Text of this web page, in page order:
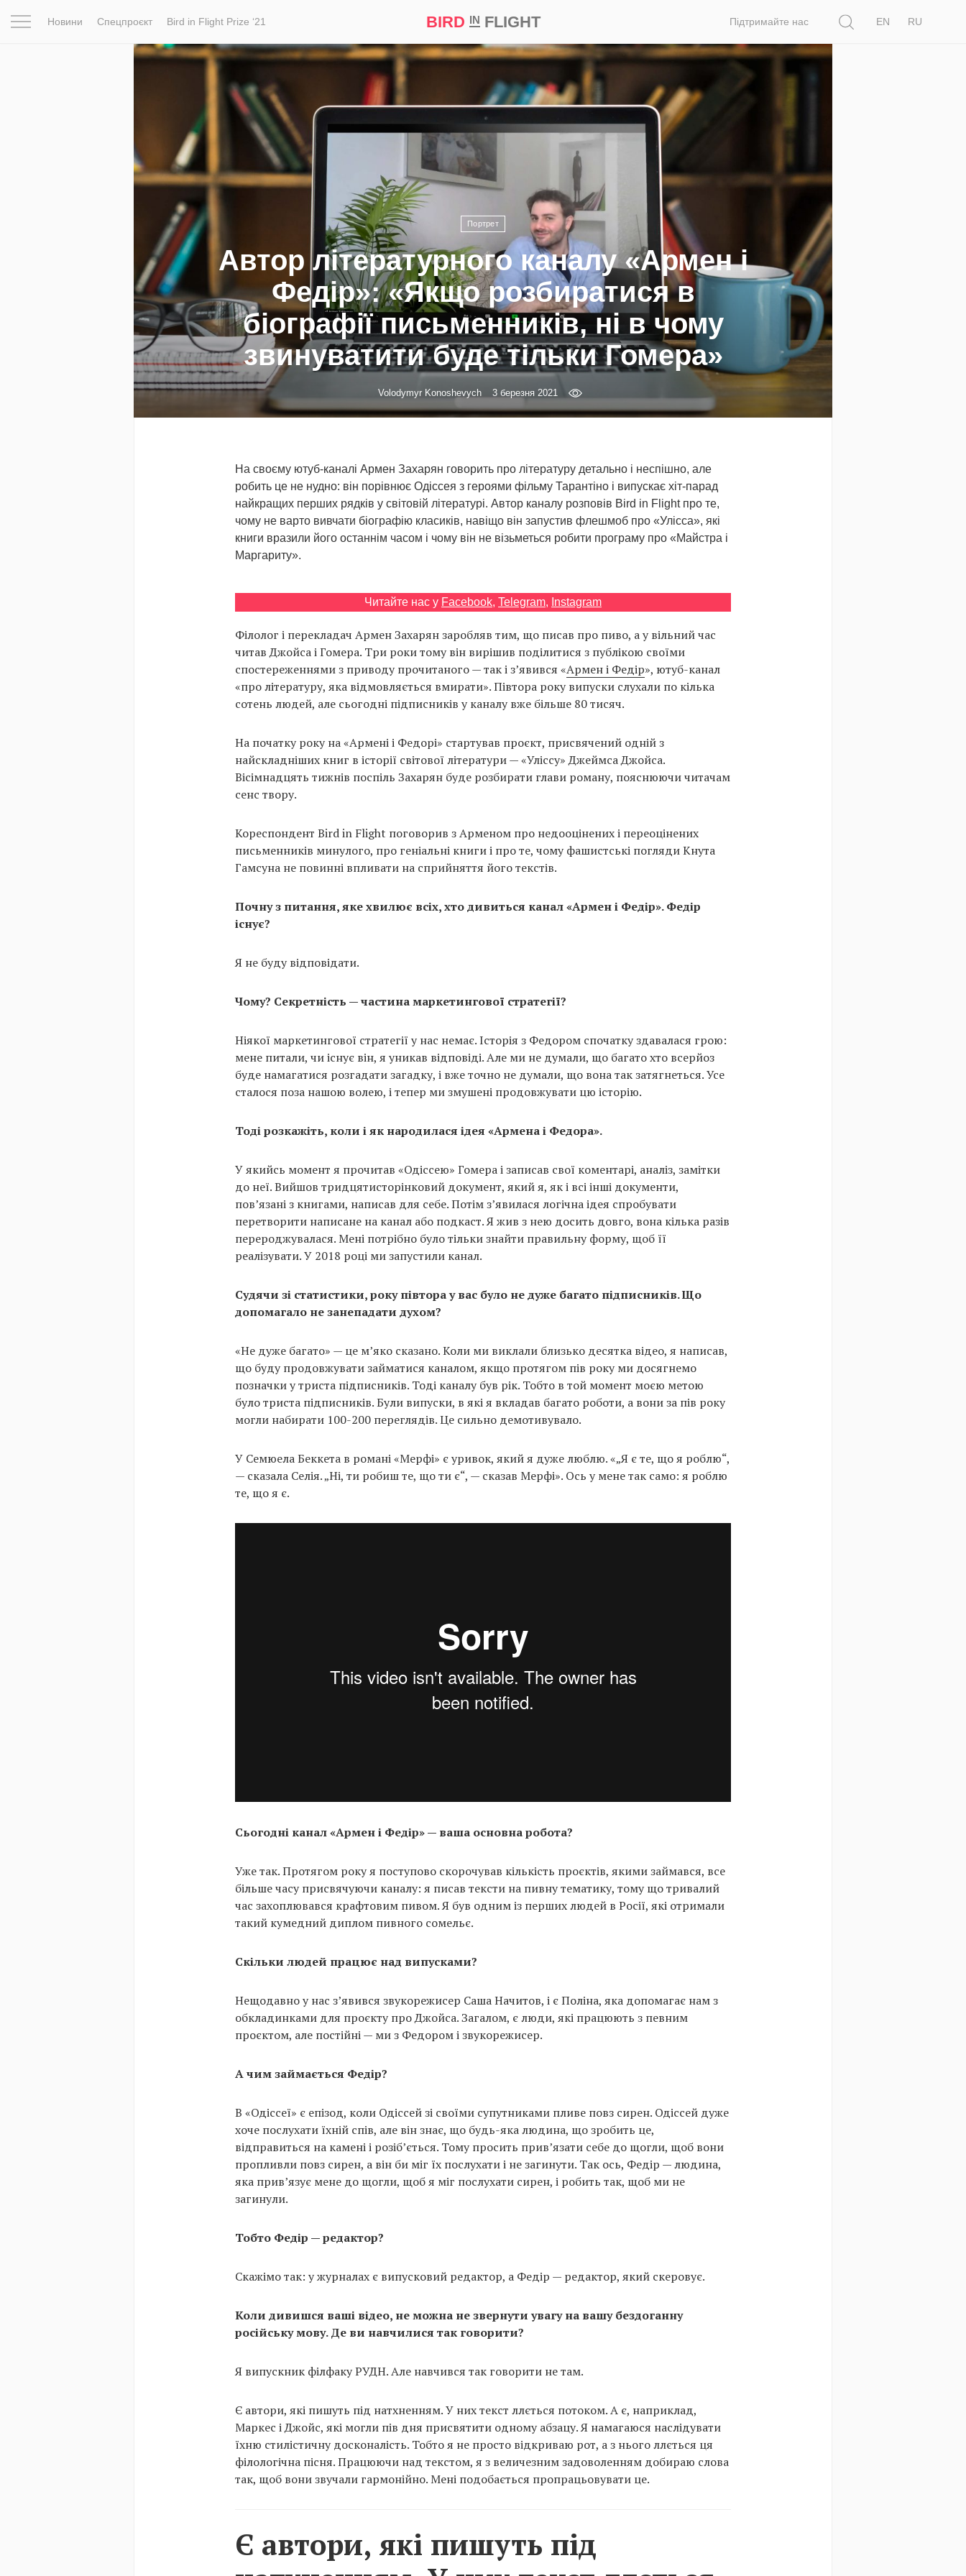
Новини Спецпроєкт Bird in Flight Prize ‘21 BIRD INFLIGHT Підтримайте нас
EN
RU
Новини Bird in Flight Prize ‘21
Портрет
Автор літературного каналу «Армен і
Федір»: «Якщо розбиратися в
біографії письменників, ні в чому
звинуватити буде тільки Гомера»
Volodymyr Konoshevych 3 березня 2021
На своєму ютуб-каналі Армен Захарян говорить про літературу детально і неспішно, але
робить це не нудно: він порівнює Одіссея з героями фільму Тарантіно і випускає хіт-парад
найкращих перших рядків у світовій літературі. Автор каналу розповів Bird in Flight про те,
чому не варто вивчати біографію класиків, навіщо він запустив флешмоб про «Улісса», які
книги вразили його останнім часом і чому він не візьметься робити програму про «Майстра і
Маргариту».
Читайте нас у Facebook, Telegram, Instagram
Філолог і перекладач Армен Захарян заробляв тим, що писав про пиво, а у вільний час
читав Джойса і Гомера. Три роки тому він вирішив поділитися з публікою своїми
спостереженнями з приводу прочитаного — так і з’явився «Армен і Федір», ютуб-канал
«про літературу, яка відмовляється вмирати». Півтора року випуски слухали по кілька
сотень людей, але сьогодні підписників у каналу вже більше 80 тисяч.
На початку року на «Армені і Федорі» стартував проєкт, присвячений одній з
найскладніших книг в історії світової літератури — «Уліссу» Джеймса Джойса.
Вісімнадцять тижнів поспіль Захарян буде розбирати глави роману, пояснюючи читачам
сенс твору.
Кореспондент Bird in Flight поговорив з Арменом про недооцінених і переоцінених
письменників минулого, про геніальні книги і про те, чому фашистські погляди Кнута
Гамсуна не повинні впливати на сприйняття його текстів.
Почну з питання, яке хвилює всіх, хто дивиться канал «Армен і Федір». Федір
існує?
Я не буду відповідати.
Чому? Секретність — частина маркетингової стратегії?
Ніякої маркетингової стратегії у нас немає. Історія з Федором спочатку здавалася грою:
мене питали, чи існує він, я уникав відповіді. Але ми не думали, що багато хто всерйоз
буде намагатися розгадати загадку, і вже точно не думали, що вона так затягнеться. Усе
сталося поза нашою волею, і тепер ми змушені продовжувати цю історію.
Тоді розкажіть, коли і як народилася ідея «Армена і Федора».
У якийсь момент я прочитав «Одіссею» Гомера і записав свої коментарі, аналіз, замітки
до неї. Вийшов тридцятисторінковий документ, який я, як і всі інші документи,
пов’язані з книгами, написав для себе. Потім з’явилася логічна ідея спробувати
перетворити написане на канал або подкаст. Я жив з нею досить довго, вона кілька разів
перероджувалася. Мені потрібно було тільки знайти правильну форму, щоб її
реалізувати. У 2018 році ми запустили канал.
Судячи зі статистики, року півтора у вас було не дуже багато підписників. Що
допомагало не занепадати духом?
«Не дуже багато» — це м’яко сказано. Коли ми виклали близько десятка відео, я написав,
що буду продовжувати займатися каналом, якщо протягом пів року ми досягнемо
позначки у триста підписників. Тоді каналу був рік. Тобто в той момент моєю метою
було триста підписників. Були випуски, в які я вкладав багато роботи, а вони за пів року
могли набирати 100-200 переглядів. Це сильно демотивувало.
У Семюела Беккета в романі «Мерфі» є уривок, який я дуже люблю. «„Я є те, що я роблю“,
— сказала Селія. „Ні, ти робиш те, що ти є“, — сказав Мерфі». Ось у мене так само: я роблю
те, що я є.
Сьогодні канал «Армен і Федір» — ваша основна робота?
Уже так. Протягом року я поступово скорочував кількість проєктів, якими займався, все
більше часу присвячуючи каналу: я писав тексти на пивну тематику, тому що тривалий
час захоплювався крафтовим пивом. Я був одним із перших людей в Росії, які отримали
такий кумедний диплом пивного сомельє.
Скільки людей працює над випусками?
Нещодавно у нас з’явився звукорежисер Саша Начитов, і є Поліна, яка допомагає нам з
обкладинками для проєкту про Джойса. Загалом, є люди, які працюють з певним
проєктом, але постійні — ми з Федором і звукорежисер.
А чим займається Федір?
В «Одіссеї» є епізод, коли Одіссей зі своїми супутниками пливе повз сирен. Одіссей дуже
хоче послухати їхній спів, але він знає, що будь-яка людина, що зробить це,
відправиться на камені і розіб’ється. Тому просить прив’язати себе до щогли, щоб вони
пропливли повз сирен, а він би міг їх послухати і не загинути. Так ось, Федір — людина,
яка прив’язує мене до щогли, щоб я міг послухати сирен, і робить так, щоб ми не
загинули.
Тобто Федір — редактор?
Скажімо так: у журналах є випусковий редактор, а Федір — редактор, який скеровує.
Коли дивишся ваші відео, не можна не звернути увагу на вашу бездоганну
російську мову. Де ви навчилися так говорити?
Я випускник філфаку РУДН. Але навчився так говорити не там.
Є автори, які пишуть під натхненням. У них текст ллється потоком. А є, наприклад,
Маркес і Джойс, які могли пів дня присвятити одному абзацу. Я намагаюся наслідувати
їхню стилістичну досконалість. Тобто я не просто відкриваю рот, а з нього ллється ця
філологічна пісня. Працюючи над текстом, я з величезним задоволенням добираю слова
так, щоб вони звучали гармонійно. Мені подобається пропрацьовувати це.
Є автори, які пишуть під